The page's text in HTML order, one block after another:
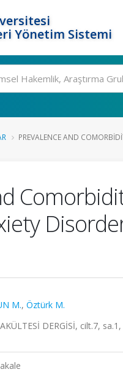
Yönetim Sistemi
PREVALENCE AND
M., Öztürk M.
DERGİSİ, cilt.7,